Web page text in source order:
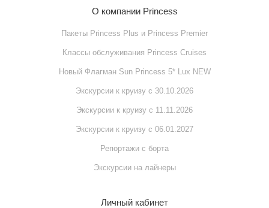
О компании Princess
Пакеты Princess Plus и Princess Premier
Классы обслуживания Princess Cruises
Новый Флагман Sun Princess 5* Lux NEW
Экскурсии к круизу с 30.10.2026
Экскурсии к круизу с 11.11.2026
Экскурсии к круизу с 06.01.2027
Репортажи с борта
Экскурсии на лайнеры
Личный кабинет